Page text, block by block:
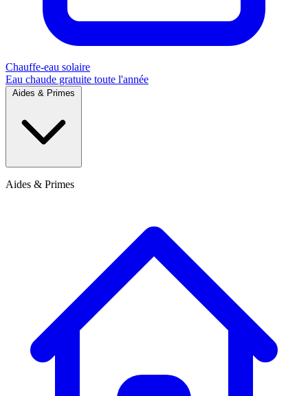
Chauffe-eau solaire
Eau chaude gratuite toute l'année
Aides & Primes